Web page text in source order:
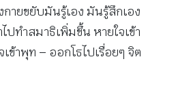
ายขยับมันรู้เอง มันรู้สึกเอง
ไปทำสมาธิเพิ่มขึ้น หายใจเข้า
เข้าพุท – ออกโธไปเรื่อยๆ จิต